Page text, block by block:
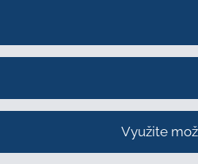
Využite